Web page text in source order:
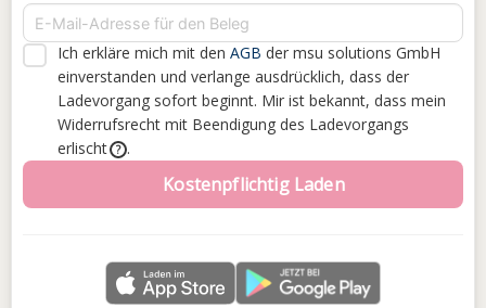
Ich erkläre mich mit den AGB der msu solutions GmbH
einverstanden und verlange ausdrücklich, dass der
Ladevorgang sofort beginnt. Mir ist bekannt, dass mein
Widerrufsrecht mit Beendigung des Ladevorgangs
erlischt
? .
Kostenpflichtig Laden